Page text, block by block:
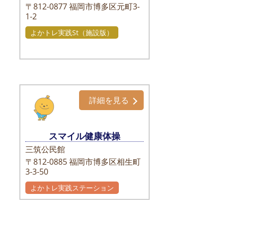
〒812-0877 福岡市博多区元町3-
1-2
よかトレ実践St（施設版）
スマイル健康体操
三筑公民館
〒812-0885 福岡市博多区相生町
3-3-50
詳細を見る
よかトレ実践ステーション